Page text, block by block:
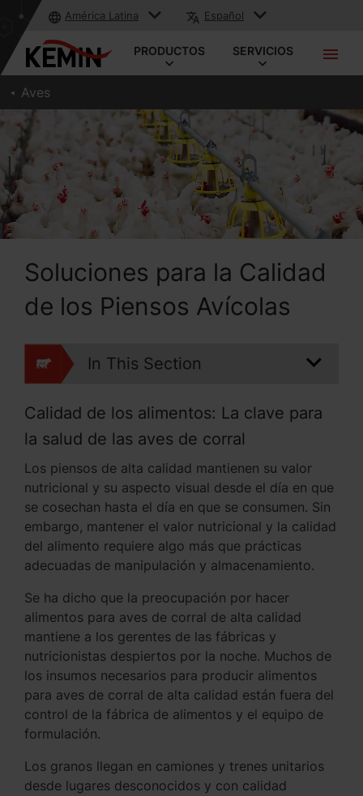
América Latina Español
PRODUCTOS SERVICIOS
Aves
Soluciones para la Calidad
de los Piensos Avícolas
In This Section
Calidad de los alimentos: La clave para
la salud de las aves de corral
Los piensos de alta calidad mantienen su valor
nutricional y su aspecto visual desde el día en que
se cosechan hasta el día en que se consumen. Sin
embargo, mantener el valor nutricional y la calidad
del alimento requiere algo más que prácticas
adecuadas de manipulación y almacenamiento.
Se ha dicho que la preocupación por hacer
alimentos para aves de corral de alta calidad
mantiene a los gerentes de las fábricas y
nutricionistas despiertos por la noche. Muchos de
los insumos necesarios para producir alimentos
para aves de corral de alta calidad están fuera del
control de la fábrica de alimentos y el equipo de
formulación.
Los granos llegan en camiones y trenes unitarios
desde lugares desconocidos y con calidad